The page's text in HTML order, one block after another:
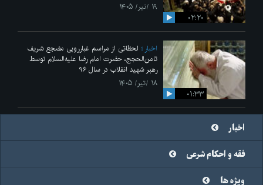
۰۲:۲۰
۱۹ /تیر/ ۱۴۰۵
۰۱:۳۳
اخبار
لحظاتی از مراسم غبارروبی مضجع شریف
ثامن‌الحجج، حضرت امام رضا علیه‌السلام توسط
رهبر شهید انقلاب در سال ۹۶
۱۸ /تیر/ ۱۴۰۵
اخبار
فقه و احکام شرعی
ویژه ها